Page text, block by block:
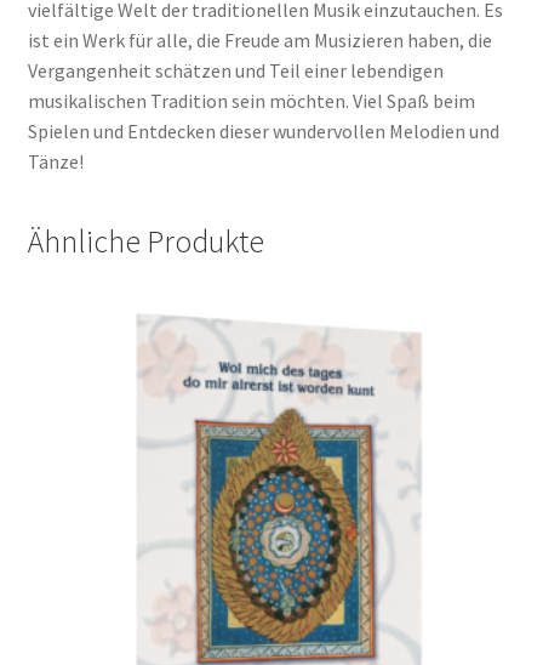
vielfältige Welt der traditionellen Musik einzutauchen. Es
ist ein Werk für alle, die Freude am Musizieren haben, die
Vergangenheit schätzen und Teil einer lebendigen
musikalischen Tradition sein möchten. Viel Spaß beim
Spielen und Entdecken dieser wundervollen Melodien und
Tänze!
Ähnliche Produkte